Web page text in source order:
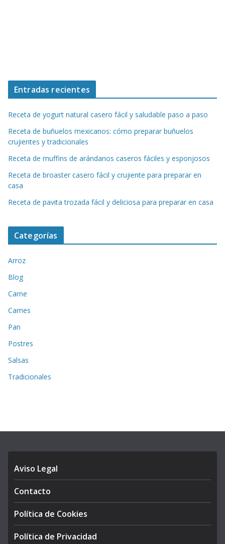
Entradas recientes
Receta de yogurt natural casero fácil y saludable paso a paso
Receta de buñuelos mexicanos: cómo preparar buñuelos
crujientes y tradicionales
Receta de muffins de arándanos caseros fáciles y esponjosos
Receta de broaster casero fácil y crujiente para preparar en
casa
Receta de pavita trozada fácil y deliciosa para preparar en casa
Categorías
Arroz
Blog
Carne
Carnes
Pan
Postres
Salsas
Tradicionales
Aviso Legal
Contacto
Política de Cookies
Política de Privacidad